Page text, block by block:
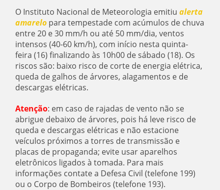
O Instituto Nacional de Meteorologia emitiualerta
amarelo para tempestade com acúmulos de chuva
entre 20 e 30 mm/h ou até 50 mm/dia, ventos
intensos (40-60 km/h), com início nesta quinta-
feira (16) finalizando às 10h00 de sábado (18). Os
riscos são: baixo risco de corte de energia elétrica,
queda de galhos de árvores, alagamentos e de
descargas elétricas.
Atenção: em caso de rajadas de vento não se
abrigue debaixo de árvores, pois há leve risco de
queda e descargas elétricas e não estacione
veículos próximos a torres de transmissão e
placas de propaganda; evite usar aparelhos
eletrônicos ligados à tomada. Para mais
informações contate a Defesa Civil (telefone 199)
ou o Corpo de Bombeiros (telefone 193).